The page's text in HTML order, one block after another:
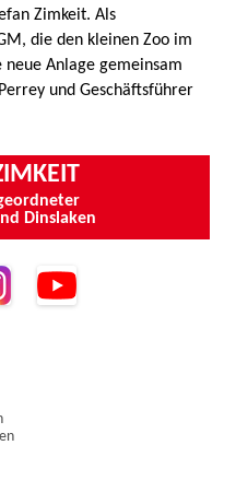
Zimkeit. Als
die den kleinen Zoo im
Anlage gemeinsam
und Geschäftsführer
Dinslaken